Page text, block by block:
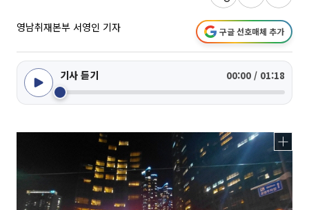
영남취재본부 서영인 기자 구글 선호매체 추가
기사 듣기 00:00 / 01:18